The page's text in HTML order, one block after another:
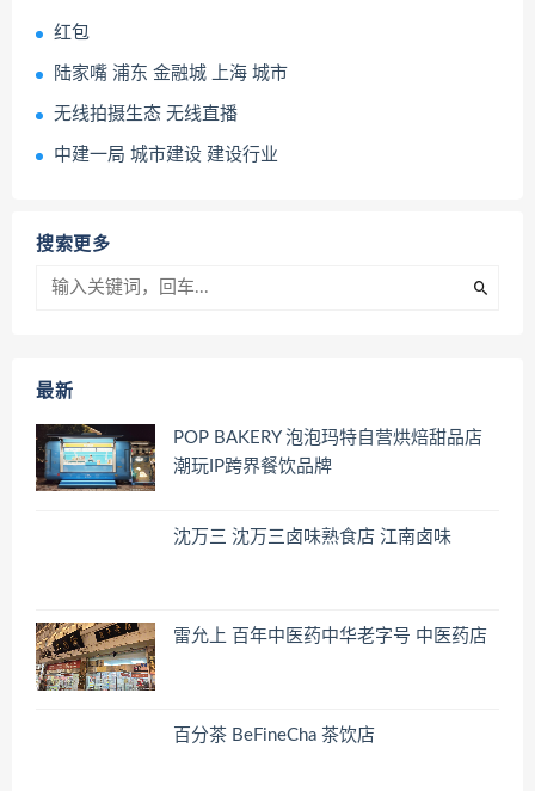
红包
陆家嘴 浦东 金融城 上海 城市
无线拍摄生态 无线直播
中建一局 城市建设 建设行业
搜索更多
最新
POP BAKERY 泡泡玛特自营烘焙甜品店
潮玩IP跨界餐饮品牌
沈万三 沈万三卤味熟食店 江南卤味
雷允上 百年中医药中华老字号 中医药店
百分茶 BeFineCha 茶饮店